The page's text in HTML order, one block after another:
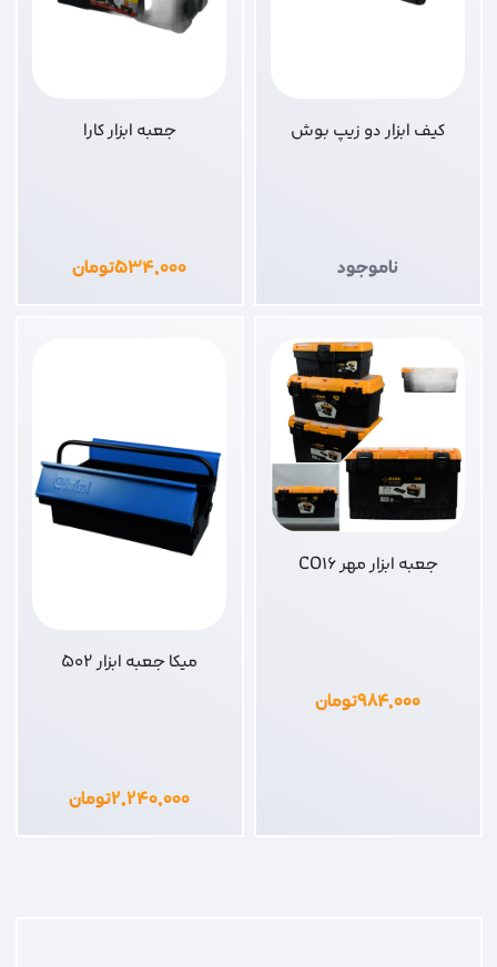
کیف ابزار دو زیپ بوش
ناموجود
جعبه ابزار کارا
۵۳۴,۰۰۰تومان
جعبه ابزار مهر CO16
۹۸۴,۰۰۰تومان
میکا جعبه ابزار 502
۲,۲۴۰,۰۰۰تومان